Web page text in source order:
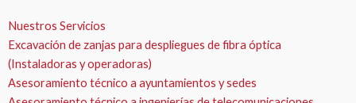
Nuestros Servicios
Excavación de zanjas para despliegues de fibra óptica
(Instaladoras y operadoras)
Asesoramiento técnico a ayuntamientos y sedes